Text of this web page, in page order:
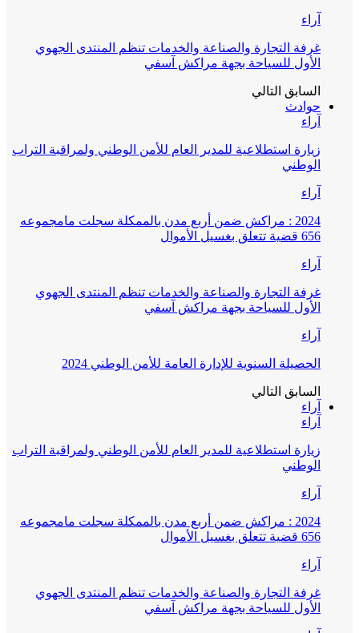
آراء
غرفة التجارة والصناعة والخدمات تنظم المنتدى الجهوي
الأول للسياحة بجهة مراكش آسفي
السابق التالي
حوادث
آراء
زيارة استطلاعية للمدير العام للأمن الوطني ولمراقبة التراب
الوطني
آراء
2024 : مراكش ضمن أربع مدن بالممكلة سجلت مامجموعه
656 قضية تتعلق بغسيل الأموال
آراء
غرفة التجارة والصناعة والخدمات تنظم المنتدى الجهوي
الأول للسياحة بجهة مراكش آسفي
آراء
الحصيلة السنوية للإدارة العامة للأمن الوطني 2024
السابق التالي
آراء
آراء
زيارة استطلاعية للمدير العام للأمن الوطني ولمراقبة التراب
الوطني
آراء
2024 : مراكش ضمن أربع مدن بالممكلة سجلت مامجموعه
656 قضية تتعلق بغسيل الأموال
آراء
غرفة التجارة والصناعة والخدمات تنظم المنتدى الجهوي
الأول للسياحة بجهة مراكش آسفي